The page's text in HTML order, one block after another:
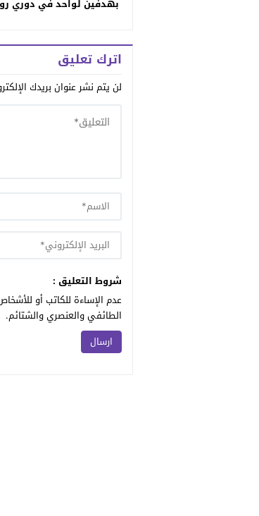
بهدفين لواحد في دوري
اترك تعليق
لن يتم نشر عنوان بريدك
شروط التعليق :
عدم الإساءة للكاتب أو
الطائفي والعنصري والشتائم.